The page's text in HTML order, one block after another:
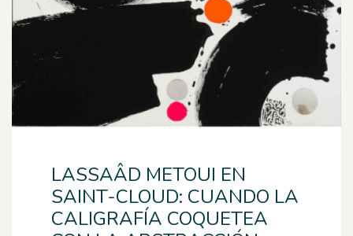
LASSAÂD METOUI EN
SAINT-CLOUD: CUANDO LA
CALIGRAFÍA COQUETEA